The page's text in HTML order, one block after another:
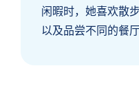
闲暇时，她喜欢散步
以及品尝不同的餐厅